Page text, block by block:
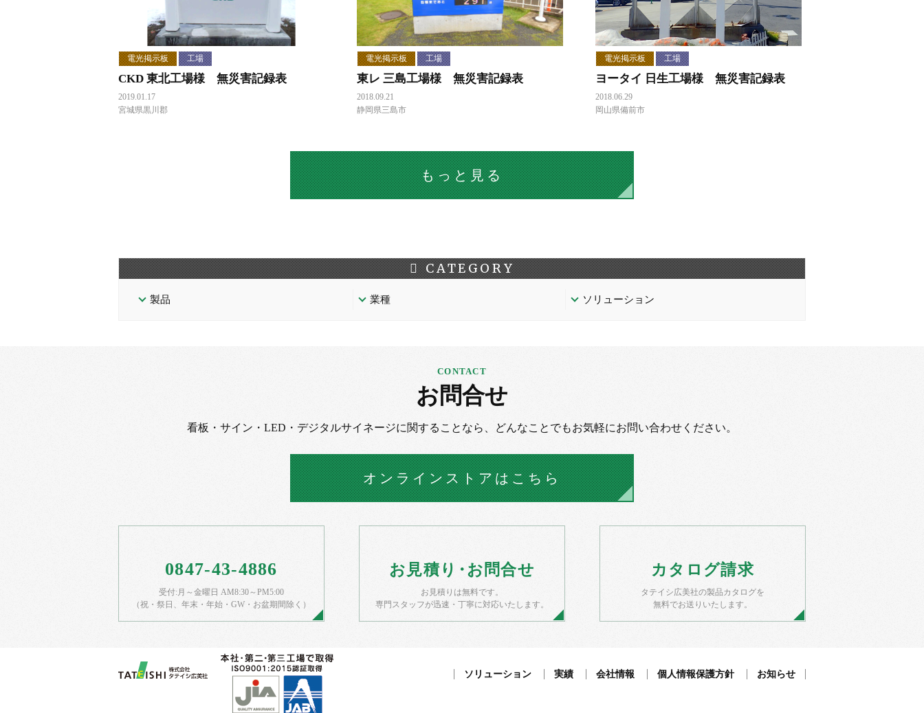
電光掲示板 工場
CKD 東北工場様 無災害記録表
2019.01.17
宮城県黒川郡
電光掲示板 工場
東レ 三島工場様 無災害記録表
2018.09.21
静岡県三島市
電光掲示板 工場
ヨータイ 日生工場様 無災害記録表
2018.06.29
岡山県備前市
もっと見る
CATEGORY
製品 業種 ソリューション
お問合せ
看板・サイン・LED・デジタルサイネージに関することなら、 どんなことでもお気軽にお問い合わせください。
オンラインストアはこちら
0847-43-4886
受付:月～金曜日 AM8:30～PM5:00
（祝・祭日、年末・年始・GW・お盆期間除く）
お 見積り・ お 問合せ
お見積りは無料です。
専門スタッフが迅速・丁寧に対応いたします。
カタログ請求
タテイシ広美社の製品カタログを
無料でお送りいたします。
ソリューション 実績 会社情報 個人情報保護方針 お知らせ